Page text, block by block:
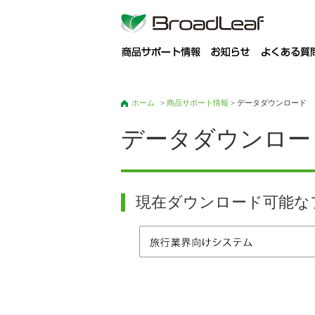
ホーム > 商品サポート情報 > データダウンロード
データダウンロー
現在ダウンロード可能な